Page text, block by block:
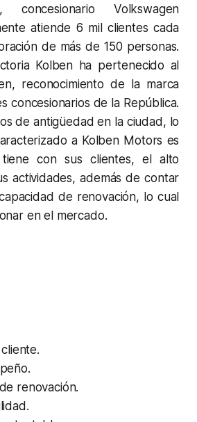
concesionario Volkswagen
atiende 6 mil clientes cada
de más de 150 personas.
Kolben ha pertenecido al
reconocimiento de la marca
concesionarios de la República.
de antigüedad en la ciudad, lo
a Kolben Motors es
con sus clientes, el alto
actividades, además de contar
de renovación, lo cual
en el mercado.
renovación.